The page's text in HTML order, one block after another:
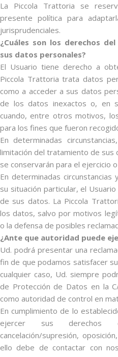
La Piccola Trattoria se
presente política para
jurisprudenciales.
¿Cuáles son los derechos
sus datos personales?
El Usuario tiene derecho a
Piccola Trattoria trata datos
como a acceder a sus datos
de los datos inexactos o, en
cuando, entre otros motivos,
para los fines que fueron
En determinadas
limitación del tratamiento de sus
se conservarán para el ejercicio
En determinadas
su situación particular, el
de sus datos. La Piccola
los datos, salvo por motivos
o la defensa de posibles
¿Ante que autoridad puede
Ud. podrá presentar una
fin de que podamos satisfacer
cualquier caso, Ud. siempre
de Protección de Datos en la
como autoridad de control en
En cumplimiento de lo
ejercer sus derechos
cancelación/supresión,
ello debe de contactar con